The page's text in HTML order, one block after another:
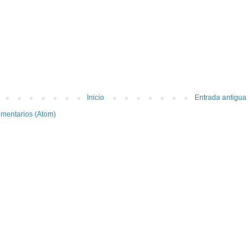
Entrada antigua
Inicio
(Atom)